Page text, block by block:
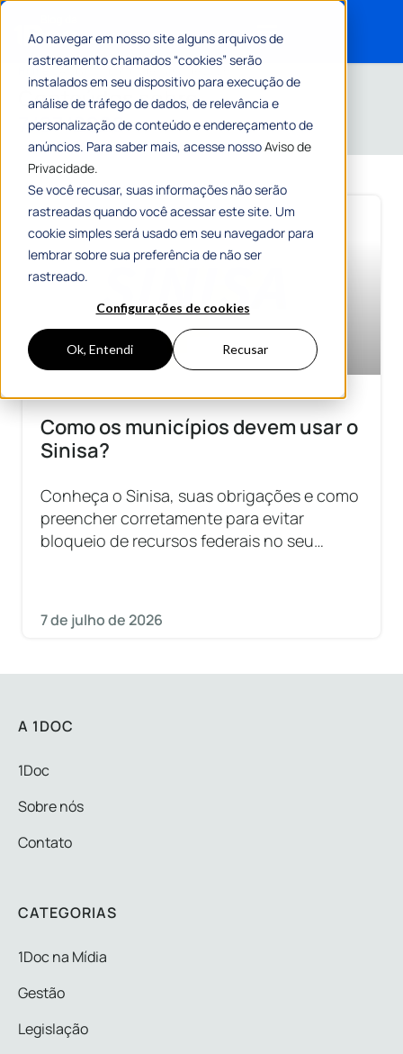
Ao navegar em nosso site alguns arquivos de
rastreamento chamados “cookies” serão
instalados em seu dispositivo para execução de
análise de tráfego de dados, de relevância e
personalização de conteúdo e endereçamento de
anúncios. Para saber mais, acesse nossoAviso de
Privacidade.
Se você recusar, suas informações não serão
rastreadas quando você acessar este site. Um
cookie simples será usado em seu navegador para
lembrar sobre sua preferência de não ser
rastreado.
Configurações de cookies
Ok, Entendi Recusar
Home »Arquivos para 7 de julho de 2026
Conteúdos sobre
7/07/2026
Como os municípios devem usar o
Sinisa?
Conheça o Sinisa, suas obrigações e como
preencher corretamente para evitar
bloqueio de recursos federais no seu
7 de julho de 2026
A 1DOC
1Doc
Sobre nós
Contato
CATEGORIAS
1Doc na Mídia
Gestão
Legislação